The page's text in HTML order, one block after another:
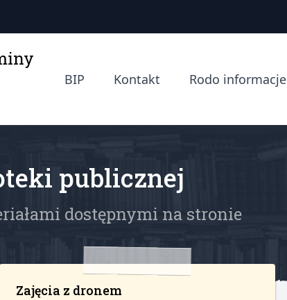
BIP Kontakt Rodo informacje
publicznej
dostępnymi na stronie
Zajęcia z dronem